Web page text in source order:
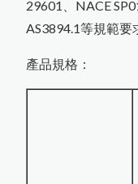
拉壓力計
耐磨耗試驗機
破裂強度試驗機
恆溫恆濕試驗機
噪音計
轉速計
本
知
L-500統計印表型膜厚計
PosiTest CMM混凝土水分計
MT-730木材水分計開始銷售
P
o
s
i
T
e
s
t
A
T
-
M
拉
拔
測
試
儀
更
換
全
新
螢
29601、NACE
AS3894.1等規範要
產品規格：